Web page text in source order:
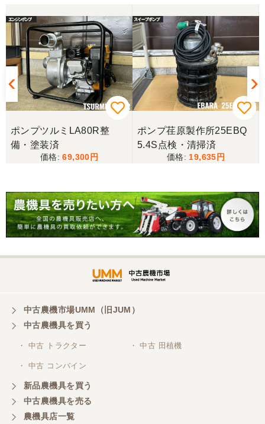
山梨県／じん
整備された中古のバインダーを探していて、金額も
だいたい予算内だったのですぐに決めました！ それ
から陸送が可能という所も大きな決め手で、良い買
い物が出来たと非常に満足しております。
山梨県／今井基史
この度は、迅速な対応ありがとうございました。た
だ、メールに記載の配達の受け取りについてタイム
ラグがあり少しとまどいましたので、星をひとつの
山梨県／
迅速丁寧にご対応くださいました。この度はありが
です。
山梨県／井上農場
このたびはお取引ありがとうございました。 梱包も
山梨県／
ポンプツルミLA80R整
備・塗装済
69,300
ポンプ荏原製作所25EBQ
5.4S点検・清掃済
19,635
中古農機市場UMM（旧JUM）
中古農機具を買う
・ 中古 トラクター ・ 中古 田植機
・ 中古 コンバイン
新品農機具を買う
中古農機具を売る
農機具店一覧